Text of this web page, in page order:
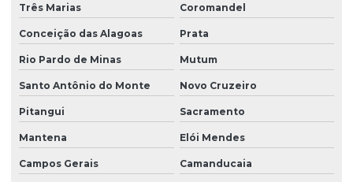
Três Marias Coromandel
Conceição das Alagoas Prata
Rio Pardo de Minas Mutum
Santo Antônio do Monte Novo Cruzeiro
Pitangui Sacramento
Mantena Elói Mendes
Campos Gerais Camanducaia